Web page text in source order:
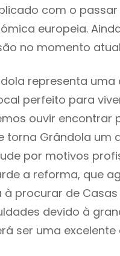
com o
europeia.
no momento
representa
perfeito para
ouvir encontrar
torna Grândola um
por motivos
a reforma, que
à procurar de
devido à
ser uma